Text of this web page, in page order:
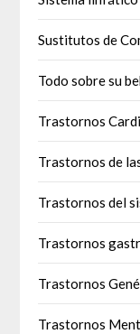
Sustitutos de
Todo sobre su
Trastornos
Trastornos de
Trastornos del
Trastornos
Trastornos
Trastornos